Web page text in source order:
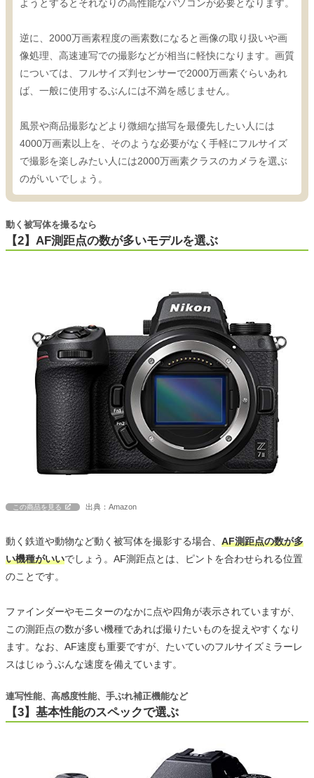
ようとするとそれなりの高性能なパソコンが必要となります。
逆に、2000万画素程度の画素数になると画像の取り扱いや画
像処理、高速連写での撮影などが相当に軽快になります。画質
については、フルサイズ判センサーで2000万画素ぐらいあれ
ば、一般に使用するぶんには不満を感じません。
風景や商品撮影などより微細な描写を最優先したい人には
4000万画素以上を、そのような必要がなく手軽にフルサイズ
で撮影を楽しみたい人には2000万画素クラスのカメラを選ぶ
のがいいでしょう。
【2】AF測距点の数が多いモデルを選ぶ
動く被写体を撮るなら
この商品を見る 出典：Amazon
動く鉄道や動物など動く被写体を撮影する場合、 AF測距点の数が多
い機種がいいでしょう。AF測距点とは、ピントを合わせられる位置
のことです。
ファインダーやモニターのなかに点や四角が表示されていますが、
この測距点の数が多い機種であれば撮りたいものを捉えやすくなり
ます。なお、AF速度も重要ですが、たいていのフルサイズミラーレ
スはじゅうぶんな速度を備えています。
【3】基本性能のスペックで選ぶ
連写性能、高感度性能、手ぶれ補正機能など